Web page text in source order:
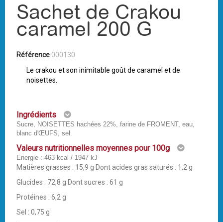
Sachet de Crakou
caramel 200 G
Référence 000130
Le crakou et son inimitable goût de caramel et de
noisettes.
Ingrédients
Sucre, NOISETTES hachées 22%, farine de FROMENT, eau,
blanc d'ŒUFS, sel.
Valeurs nutritionnelles moyennes pour 100g
Energie : 463 kcal / 1947 kJ
Matières grasses : 15,9 g Dont acides gras saturés : 1,2 g
Glucides : 72,8 g Dont sucres : 61 g
Protéines : 6,2 g
Sel : 0,75 g